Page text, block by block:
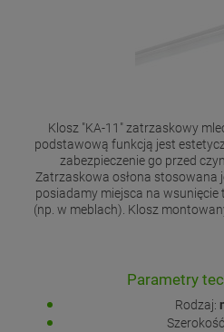
Klosz "KA-11" zatrzaskowy
podstawową funkcją jest
zabezpieczenie go przed
Zatrzaskowa osłona stosowana
posiadamy miejsca na
(np. w meblach). Klosz
Parametry
Rodzaj: